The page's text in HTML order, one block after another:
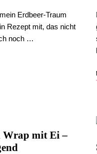
Erdbeer-Traum
Rezept mit, das nicht
noch …
Wrap mit Ei –